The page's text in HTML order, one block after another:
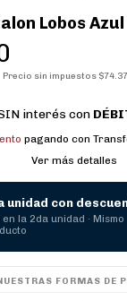
Lobos
Precio sin impuestos
interés con
pagando con
Ver más detalles
unidad con
en la 2da unidad · Mismo
FORMAS DE